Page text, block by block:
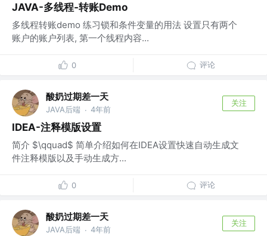
JAVA-多线程-转账Demo
多线程转账demo 练习锁和条件变量的用法 设置只有两个
账户的账户列表, 第一个线程内容...
0 评论
酸奶过期差一天
JAVA后端 · 4年前
关注
IDEA-注释模版设置
简介 $\qquad$ 简单介绍如何在IDEA设置快速自动生成文
件注释模版以及手动生成方...
0 评论
酸奶过期差一天
JAVA后端 · 4年前
关注